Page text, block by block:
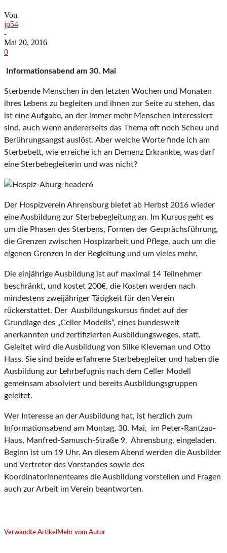
Von
jp54
-
Mai 20, 2016
0
Informationsabend am 30. Mai
Sterbende Menschen in den letzten Wochen und Monaten
ihres Lebens zu begleiten und ihnen zur Seite zu stehen, das
ist eine Aufgabe, an der immer mehr Menschen interessiert
sind, auch wenn andererseits das Thema oft noch Scheu und
Berührungsangst auslöst. Aber welche Worte finde ich am
Sterbebett, wie erreiche ich an Demenz Erkrankte, was darf
eine Sterbebegleiterin und was nicht?
Der Hospizverein Ahrensburg bietet ab Herbst 2016 wieder
eine Ausbildung zur Sterbebegleitung an. Im Kursus geht es
um die Phasen des Sterbens, Formen der Gesprächsführung,
die Grenzen zwischen Hospizarbeit und Pflege, auch um die
eigenen Grenzen in der Begleitung und um vieles mehr.
Die einjährige Ausbildung ist auf maximal 14 Teilnehmer
beschränkt, und kostet 200€, die Kosten werden nach
mindestens zweijähriger Tätigkeit für den Verein
rückerstattet. Der Ausbildungskursus findet auf der
Grundlage des „Celler Modells“, eines bundesweit
anerkannten und zertifizierten Ausbildungsweges, statt.
Geleitet wird die Ausbildung von Silke Kleveman und Otto
Hass. Sie sind beide erfahrene Sterbebegleiter und haben die
Ausbildung zur Lehrbefugnis nach dem Celler Modell
gemeinsam absolviert und bereits Ausbildungsgruppen
geleitet.
Wer Interesse an der Ausbildung hat, ist herzlich zum
Informationsabend am Montag, 30. Mai, im Peter-Rantzau-
Haus, Manfred-Samusch-Straße 9, Ahrensburg, eingeladen.
Beginn ist um 19 Uhr. An diesem Abend werden die Ausbilder
und Vertreter des Vorstandes sowie des
Koordinatorinnenteams die Ausbildung vorstellen und Fragen
auch zur Arbeit im Verein beantworten.
Verwandte Artikel Mehr vom Autor